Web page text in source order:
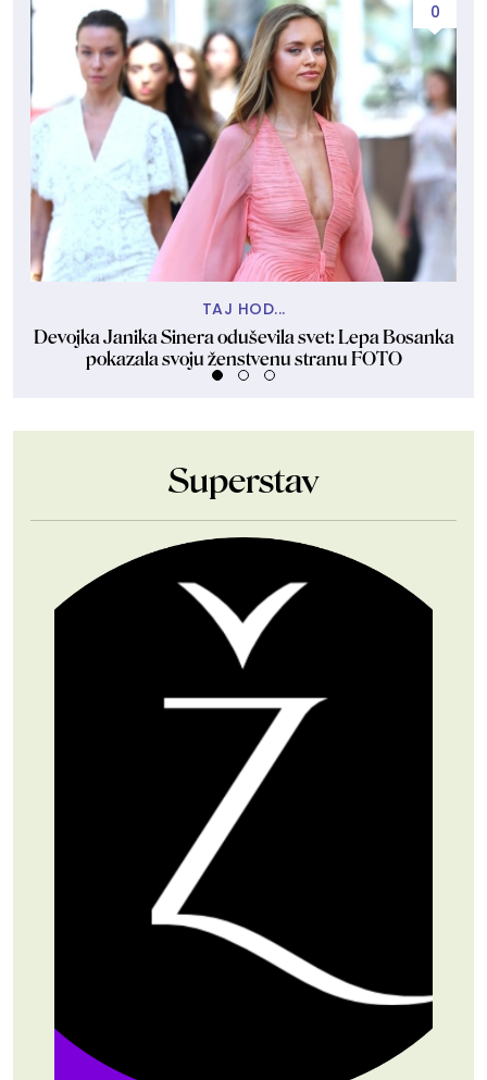
0
TAJ HOD...
Devojka Janika Sinera oduševila svet: Lepa Bosanka
pokazala svoju ženstvenu stranu FOTO
Superstav